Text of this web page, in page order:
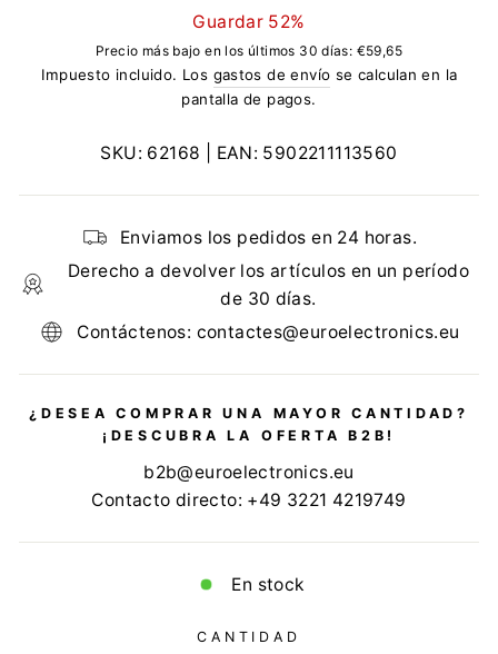
Guardar 52%
Precio más bajo en los últimos 30 días: €59,65
Impuesto incluido. Los gastos de envío se calculan en la
pantalla de pagos.
SKU: 62168 | EAN: 5902211113560
Enviamos los pedidos en 24 horas.
Derecho a devolver los artículos en un período
de 30 días.
Contáctenos: contactes@euroelectronics.eu
¿DESEA COMPRAR UNA MAYOR CANTIDAD?
¡DESCUBRA LA OFERTA B2B!
b2b@euroelectronics.eu
Contacto directo: +49 3221 4219749
En stock
CANTIDAD